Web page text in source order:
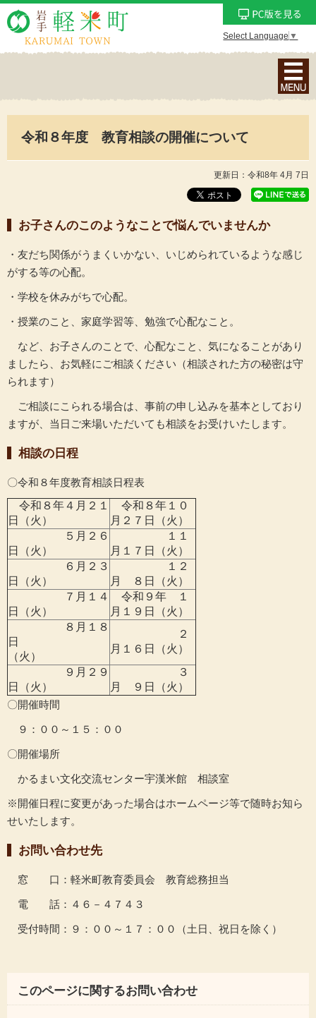
Select Language ▼
ナ
ビ
ン
メ
を
令和８年度 教育相談の開催について
更新日：令和8年 4月 7日
お子さんのこのようなことで悩んでいませんか
・友だち関係がうまくいかない、いじめられているような感じ
がする等の心配。
・学校を休みがちで心配。
・授業のこと、家庭学習等、勉強で心配なこと。
など、お子さんのことで、心配なこと、気になることがあり
ましたら、お気軽にご相談ください（相談された方の秘密は守
られます）
ご相談にこられる場合は、事前の申し込みを基本としており
ますが、当日ご来場いただいても相談をお受けいたします。
相談の日程
〇令和８年度教育相談日程表
令和８年４月２１
日（火）
令和８年１０
月２７日（火）
５月２６
日（火）
１１
月１７日（火）
６月２３
日（火）
１２
月 ８日（火）
７月１４
日（火）
令和９年 １
月１９日（火）
８月１８
日
（火）
２
月１６日（火）
９月２９
日（火）
３
月 ９日（火）
〇開催時間
９：００～１５：００
〇開催場所
かるまい文化交流センター宇漢米館 相談室
※開催日程に変更があった場合はホームページ等で随時お知ら
せいたします。
お問い合わせ先
窓 口：軽米町教育委員会 教育総務担当
電 話：４６－４７４３
受付時間：９：００～１７：００（土日、祝日を除く）
このページに関するお問い合わせ